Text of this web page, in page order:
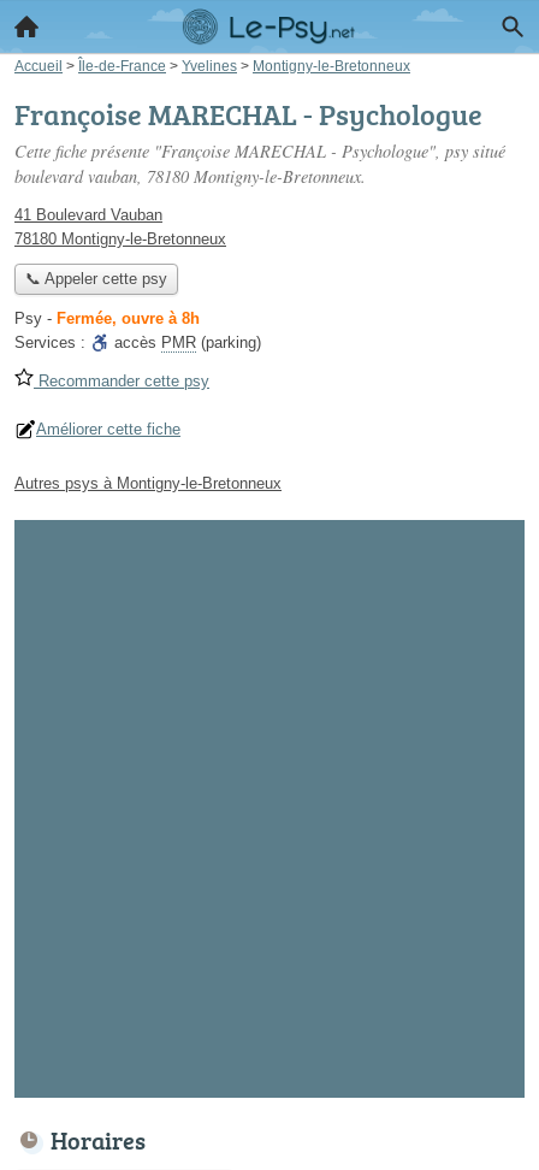
Accueil > Île-de-France > Yvelines > Montigny-le-Bretonneux
Françoise MARECHAL - Psychologue
Cette fiche présente "Françoise MARECHAL - Psychologue", psy situé
boulevard vauban, 78180 Montigny-le-Bretonneux.
41 Boulevard Vauban
78180 Montigny-le-Bretonneux
📞 Appeler cette psy
Psy - Fermée, ouvre à 8h
Services :
accès PMR (parking)
Recommander cette psy
Améliorer cette fiche
Autres psys à Montigny-le-Bretonneux
Horaires